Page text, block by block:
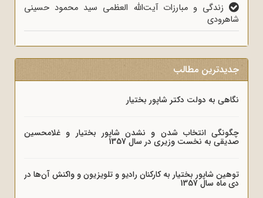
زندگی و مبارزات آیت‌الله العظمی سید محمود حسینی
شاهرودی
جدیدترین مطالب
نگاهی به دولت دکتر شاپور بختیار
چگونگی انتخاب شدن و نشدن شاپور بختیار و غلامحسین
صدیقی به نخست وزیری در سال 1357
توهین شاپور بختیار به کارکنان رادیو و تلویزیون و واکنش آن‌ها در
دی ماه سال 1357